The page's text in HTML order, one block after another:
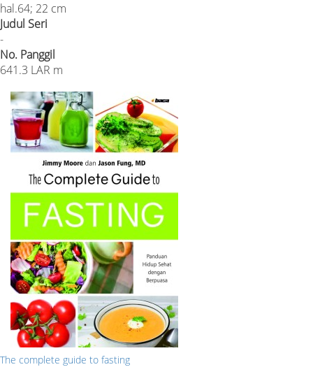
hal.64; 22 cm
Judul Seri
-
No. Panggil
641.3 LAR m
The complete guide to fasting